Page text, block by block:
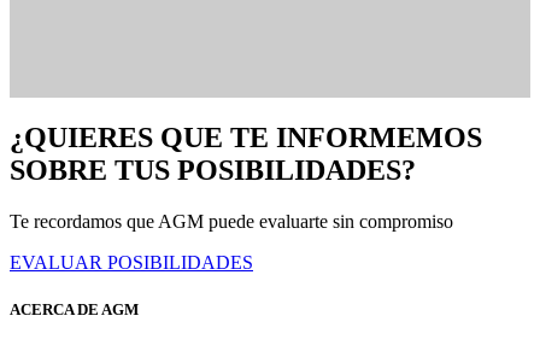
¿QUIERES QUE TE INFORMEMOS
SOBRE TUS POSIBILIDADES?
Te recordamos que AGM puede evaluarte sin compromiso
EVALUAR POSIBILIDADES
ACERCA DE AGM